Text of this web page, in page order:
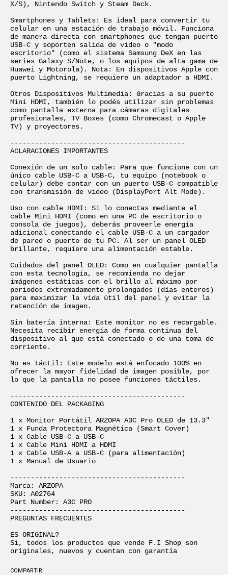
X/S), Nintendo Switch y Steam Deck.
Smartphones y Tablets: Es ideal para convertir tu
celular en una estación de trabajo móvil. Funciona
de manera directa con smartphones que tengan puerto
USB-C y soporten salida de video o "modo
escritorio" (como el sistema Samsung DeX en las
series Galaxy S/Note, o los equipos de alta gama de
Huawei y Motorola). Nota: En dispositivos Apple con
puerto Lightning, se requiere un adaptador a HDMI.
Otros Dispositivos Multimedia: Gracias a su puerto
Mini HDMI, también lo podés utilizar sin problemas
como pantalla externa para cámaras digitales
profesionales, TV Boxes (como Chromecast o Apple
TV) y proyectores.
-------------------------------------------
ACLARACIONES IMPORTANTES
Conexión de un solo cable: Para que funcione con un
único cable USB-C a USB-C, tu equipo (notebook o
celular) debe contar con un puerto USB-C compatible
con transmisión de video (DisplayPort Alt Mode).
Uso con cable HDMI: Si lo conectas mediante el
cable Mini HDMI (como en una PC de escritorio o
consola de juegos), deberás proveerle energía
adicional conectando el cable USB-C a un cargador
de pared o puerto de tu PC. Al ser un panel OLED
brillante, requiere una alimentación estable.
Cuidados del panel OLED: Como en cualquier pantalla
con esta tecnología, se recomienda no dejar
imágenes estáticas con el brillo al máximo por
periodos extremadamente prolongados (días enteros)
para maximizar la vida útil del panel y evitar la
retención de imagen.
Sin batería interna: Este monitor no es recargable.
Necesita recibir energía de forma continua del
dispositivo al que está conectado o de una toma de
corriente.
No es táctil: Este modelo está enfocado 100% en
ofrecer la mayor fidelidad de imagen posible, por
lo que la pantalla no posee funciones táctiles.
-------------------------------------------
CONTENIDO DEL PACKAGING
1 x Monitor Portátil ARZOPA A3C Pro OLED de 13.3"
1 x Funda Protectora Magnética (Smart Cover)
1 x Cable USB-C a USB-C
1 x Cable Mini HDMI a HDMI
1 x Cable USB-A a USB-C (para alimentación)
1 x Manual de Usuario
-------------------------------------------
Marca: ARZOPA
SKU: A02764
Part Number: A3C PRO
-------------------------------------------
PREGUNTAS FRECUENTES
ES ORIGINAL?
Si, todos los productos que vende F.I Shop son
originales, nuevos y cuentan con garantía
COMPARTIR